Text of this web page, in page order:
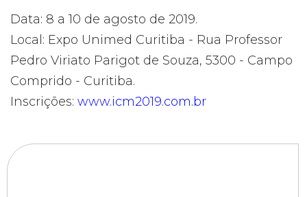
Data: 8 a 10 de agosto de 2019.
Local: Expo Unimed Curitiba - Rua Professor
Pedro Viriato Parigot de Souza, 5300 - Campo
Comprido - Curitiba.
Inscrições: www.icm2019.com.br